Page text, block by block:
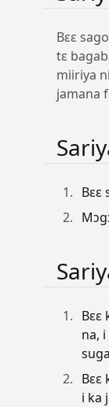
Bɛɛ
tɛ
miiriya
jamana
Bɛɛ
Bɛɛ
na,
Bɛɛ
i ka